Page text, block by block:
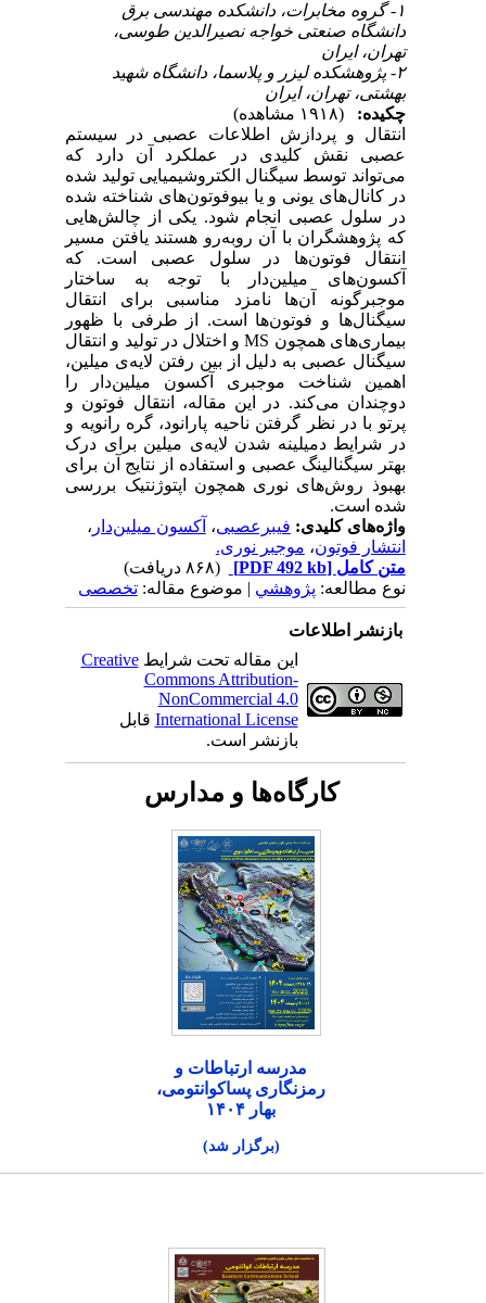
۱- گروه مخابرات، دانشکده مهندسی برق
دانشگاه صنعتی خواجه نصیرالدین طوسی،
تهران، ایران
۲- پژوهشکده لیزر و پلاسما، دانشگاه شهید
بهشتی، تهران، ایران
چکیده:
انتقال و پردازش اطلاعات عصبی در سیستم
عصبی نقش کلیدی در عملکرد آن دارد که
می‏‌تواند توسط سیگنال الکتروشیمیایی تولید شده
در کانال‌‏های یونی و یا بیوفوتون‏‌های شناخته شده
در سلول عصبی انجام شود. یکی از چالش‏‌هایی
که پژوهشگران با آن روبه‌رو هستند یافتن مسیر
انتقال فوتون‏‌ها در سلول عصبی
است. که
آکسون‏‌های میلین‏‌دار با توجه به ساختار
موجبرگونه آن‏‌ها نامزد مناسبی برای انتقال
سیگنال‌‏ها و فوتون‏‌ها است. از طرفی با ظهور
بیماری‌‏های همچونMSو اختلال در تولید و انتقال
سیگنال عصبی به دلیل از بین رفتن لایه‌‏ی میلین،
اهمین شناخت موجبری آکسون میلین‏‌دار را
دوچندان می‏‌کند. در این مقاله، انتقال فوتون و
پرتو با در نظر گرفتن ناحیه پارانود، گره رانویه و
در شرایط دمیلینه شدن لایه‌‏ی میلین برای درک
بهتر سیگنالینگ عصبی و استفاده از نتایج آن برای
بهبوذ روش‏‌های نوری همچون اپتوژنتیک بررسی
شده است.
واژه‌های کلیدی:فیبرعصبی،آکسون میلین‌دار ،
انتشار فوتون،موجبر نوری.
متن کامل[PDF 492 kb]
نوع مطالعه:پژوهشي| موضوع مقاله:تخصصی
بازنشر اطلاعات
این مقاله تحت شرایطCreative
Commons Attribution-
NonCommercial 4.0
International Licenseقابل
بازنشر است.
کارگاه‌ها و مدارس
مدرسه ارتباطات و
رمزنگاری پساکوانتومی،
بهار ۱۴۰۴
(برگزار شد)